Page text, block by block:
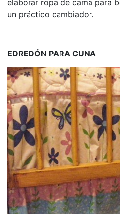
elaborar ropa de cama para
un práctico cambiador.
EDREDÓN PARA CUNA